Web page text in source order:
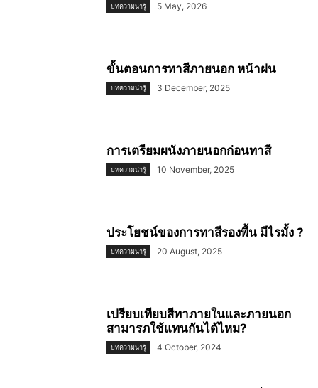
บทความน่ารู้ 5 May, 2026
ขั้นตอนการทาสีภายนอก หน้าฝน
บทความน่ารู้ 3 December, 2025
การเตรียมผนังภายนอกก่อนทาสี
บทความน่ารู้ 10 November, 2025
ประโยชน์ของการทาสีรองพื้น มีไรมั้ง ?
บทความน่ารู้ 20 August, 2025
เปรียบเทียบสีทาภายในและภายนอก
สามารภใช้แทนกันได้ไหม?
บทความน่ารู้ 4 October, 2024